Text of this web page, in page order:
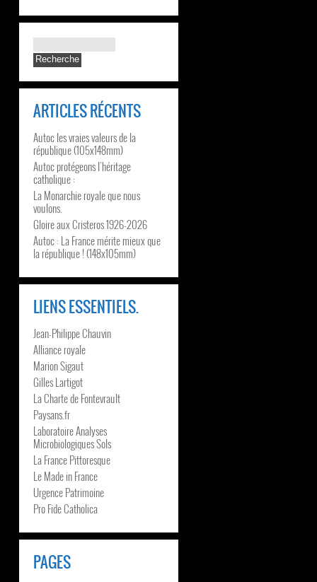
ARTICLES RÉCENTS
Autoc les vraies valeurs de la
république (105x148mm)
Autoc protégeons l’héritage
catholique :
La Monarchie royale que nous
voulons.
Gloire aux Cristeros 1926-2026
Autoc : La France mérite mieux que
la république ! (148x105mm)
LIENS ESSENTIELS.
Jean-Philippe Chauvin
Alliance royale
Marion Sigaut
Gilles Lartigot
La Charte de Fontevrault
Paysans.fr
Laboratoire Analyses
Microbiologiques Sols
La France Pittoresque
Le Made in France
Urgence Patrimoine
Pro Fide Catholica
PAGES